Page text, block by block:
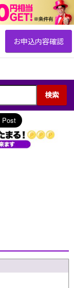
検索